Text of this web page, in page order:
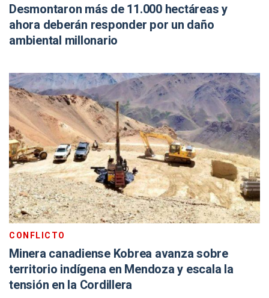
Desmontaron más de 11.000 hectáreas y
ahora deberán responder por un daño
ambiental millonario
CONFLICTO
Minera canadiense Kobrea avanza sobre
territorio indígena en Mendoza y escala la
tensión en la Cordillera